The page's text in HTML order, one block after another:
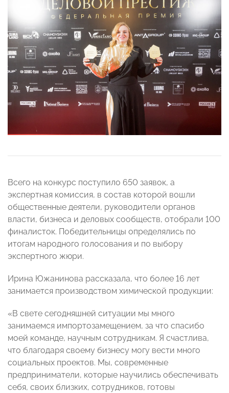
Всего на конкурс поступило 650 заявок, а
экспертная комиссия, в состав которой вошли
общественные деятели, руководители органов
власти, бизнеса и деловых сообществ, отобрали 100
финалисток. Победительницы определялись по
итогам народного голосования и по выбору
экспертного жюри.
Ирина Южанинова рассказала, что более 16 лет
занимается производством химической продукции:
«В свете сегодняшней ситуации мы много
занимаемся импортозамещением, за что спасибо
моей команде, научным сотрудникам. Я счастлива,
что благодаря своему бизнесу могу вести много
социальных проектов. Мы, современные
предприниматели, которые научились обеспечивать
себя, своих близких, сотрудников, готовы